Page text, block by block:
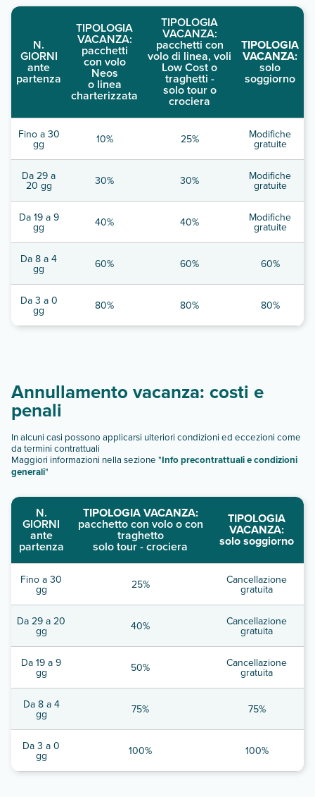
descrizione".
N.
GIORNI
ante
partenza
TIPOLOGIA
VACANZA:
pacchetti
con volo
Neos
o linea
charterizzata
TIPOLOGIA
VACANZA:
pacchetti con
volo di linea, voli
Low Cost o
traghetti -
solo tour o
crociera
TIPOLOGIA
VACANZA:
solo
soggiorno
Fino a 30
gg 10% 25% Modifiche
gratuite
Da 29 a
20 gg 30% 30% Modifiche
gratuite
Da 19 a 9
gg 40% 40% Modifiche
gratuite
Da 8 a 4
gg 60% 60% 60%
Da 3 a 0
gg 80% 80% 80%
Annullamento vacanza: costi e
penali
In alcuni casi possono applicarsi ulteriori condizioni ed eccezioni come
da termini contrattuali
Maggiori informazioni nella sezione "Info precontrattuali e condizioni
generali"
N.
GIORNI
ante
partenza
TIPOLOGIA VACANZA:
pacchetto con volo o con
traghetto
solo tour - crociera
TIPOLOGIA
VACANZA:
solo soggiorno
Fino a 30
gg 25% Cancellazione
gratuita
Da 29 a 20
gg 40% Cancellazione
gratuita
Da 19 a 9
gg 50% Cancellazione
gratuita
Da 8 a 4
gg 75% 75%
Da 3 a 0
gg 100% 100%